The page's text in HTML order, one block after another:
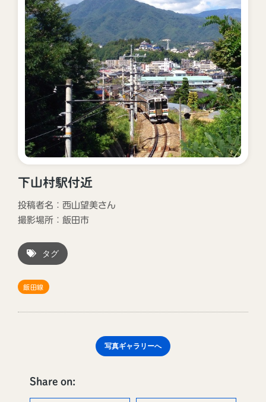
下山村駅付近
投稿者名：西山望美さん
撮影場所： 飯田市
タグ
飯田線
写真ギャラリーへ
Share on: